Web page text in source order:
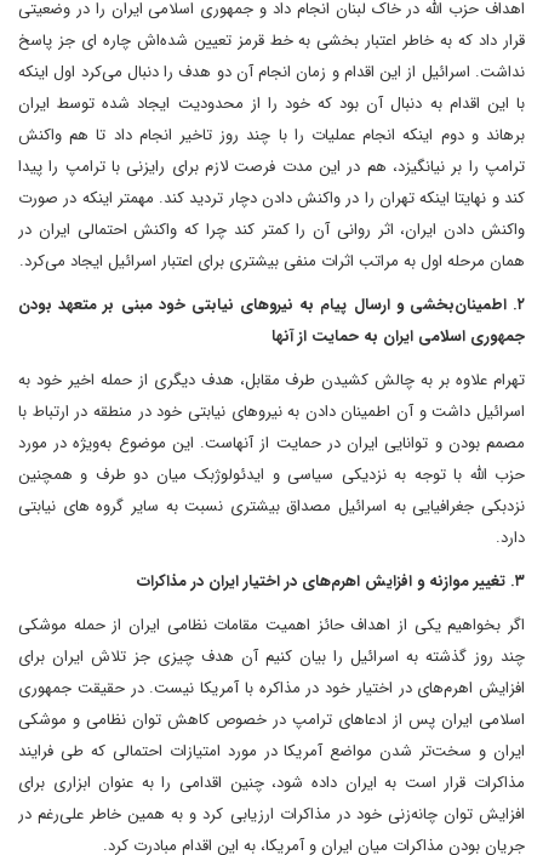
اهداف حزب الله در خاک لبنان انجام داد و جمهوری اسلامی ایران را در وضعیتی
قرار داد که به خاطر اعتبار بخشی به خط قرمز تعیین شده‌اش چاره ای جز پاسخ
نداشت. اسرائیل از این اقدام و زمان انجام آن دو هدف را دنبال می‌کرد اول اینکه
با این اقدام به دنبال آن بود که خود را از محدودیت ایجاد شده توسط ایران
برهاند و دوم اینکه انجام عملیات را با چند روز تاخیر انجام داد تا هم واکنش
ترامپ را بر نیانگیزد، هم در این مدت فرصت لازم برای رایزنی با ترامپ را پیدا
کند و نهایتا اینکه تهران را در واکنش دادن دچار تردید کند. مهمتر اینکه در صورت
واکنش دادن ایران، اثر روانی آن را کمتر کند چرا که واکنش احتمالی ایران در
همان مرحله اول به مراتب اثرات منفی بیشتری برای اعتبار اسرائیل ایجاد می‌کرد.
۲. اطمینان‌بخشی و ارسال پیام به نیروهای نیابتی خود مبنی بر متعهد بودن
جمهوری اسلامی ایران به حمایت از آنها
تهرام علاوه بر به چالش کشیدن طرف مقابل، هدف دیگری از حمله اخیر خود به
اسرائیل داشت و آن اطمینان دادن به نیروهای نیابتی خود در منطقه در ارتباط با
مصمم بودن و توانایی ایران در حمایت از آنهاست. این موضوع به‌ویژه در مورد
حزب الله با توجه به نزدیکی سیاسی و ایدئولوژبک میان دو طرف و همچنین
نزدبکی جغرافیایی به اسرائیل مصداق بیشتری نسبت به سایر گروه های نیابتی
دارد.
۳. تغییر موازنه و افزایش اهرم‌های در اختیار ایران در مذاکرات
اگر بخواهیم یکی از اهداف حائز اهمیت مقامات نظامی ایران از حمله موشکی
چند روز گذشته به اسرائیل را بیان کنیم آن هدف چیزی جز تلاش ایران برای
افزایش اهرم‌های در اختیار خود در مذاکره با آمریکا نیست. در حقیقت جمهوری
اسلامی ایران پس از ادعاهای ترامپ در خصوص کاهش توان نظامی و موشکی
ایران و سخت‌تر شدن مواضع آمریکا در مورد امتیازات احتمالی که طی فرایند
مذاکرات قرار است به ایران داده شود، چنین اقدامی را به عنوان ابزاری برای
افزایش توان چانه‌زنی خود در مذاکرات ارزیابی کرد و به همین خاطر علی‌رغم در
جریان بودن مذاکرات میان ایران و آمریکا، به این اقدام مبادرت کرد.